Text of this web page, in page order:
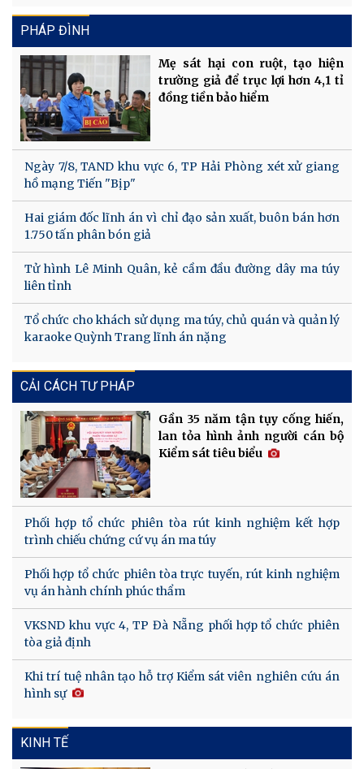
PHÁP ĐÌNH
Mẹ sát hại con ruột, tạo hiện
trường giả để trục lợi hơn 4,1 tỉ
đồng tiền bảo hiểm
Ngày 7/8, TAND khu vực 6, TP Hải Phòng xét xử giang
hồ mạng Tiến "Bịp"
Hai giám đốc lĩnh án vì chỉ đạo sản xuất, buôn bán hơn
1.750 tấn phân bón giả
Tử hình Lê Minh Quân, kẻ cầm đầu đường dây ma túy
liên tỉnh
Tổ chức cho khách sử dụng ma túy, chủ quán và quản lý
karaoke Quỳnh Trang lĩnh án nặng
CẢI CÁCH TƯ PHÁP
Gần 35 năm tận tụy cống hiến,
lan tỏa hình ảnh người cán bộ
Kiểm sát tiêu biểu
Phối hợp tổ chức phiên tòa rút kinh nghiệm kết hợp
trình chiếu chứng cứ vụ án ma túy
Phối hợp tổ chức phiên tòa trực tuyến, rút kinh nghiệm
vụ án hành chính phúc thẩm
VKSND khu vực 4, TP Đà Nẵng phối hợp tổ chức phiên
tòa giả định
Khi trí tuệ nhân tạo hỗ trợ Kiểm sát viên nghiên cứu án
hình sự
KINH TẾ